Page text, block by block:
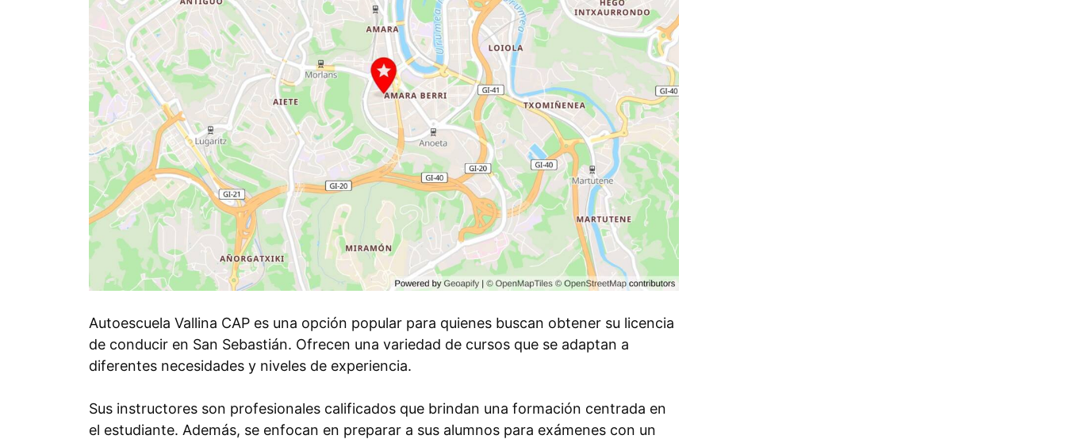
Autoescuela Vallina CAP es una opción popular para quienes buscan obtener su licencia
de conducir en San Sebastián. Ofrecen una variedad de cursos que se adaptan a
diferentes necesidades y niveles de experiencia.
Sus instructores son profesionales calificados que brindan una formación centrada en
el estudiante. Además, se enfocan en preparar a sus alumnos para exámenes con un